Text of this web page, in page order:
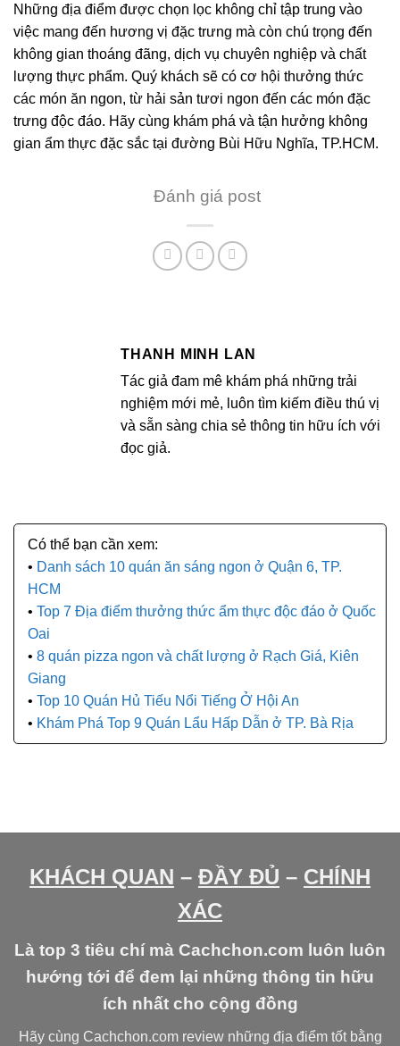
Những địa điểm được chọn lọc không chỉ tập trung vào
việc mang đến hương vị đặc trưng mà còn chú trọng đến
không gian thoáng đãng, dịch vụ chuyên nghiệp và chất
lượng thực phẩm. Quý khách sẽ có cơ hội thưởng thức
các món ăn ngon, từ hải sản tươi ngon đến các món đặc
trưng độc đáo. Hãy cùng khám phá và tận hưởng không
gian ẩm thực đặc sắc tại đường Bùi Hữu Nghĩa, TP.HCM.
Đánh giá post
THANH MINH LAN
Tác giả đam mê khám phá những trải
nghiệm mới mẻ, luôn tìm kiếm điều thú vị
và sẵn sàng chia sẻ thông tin hữu ích với
đọc giả.
Danh sách 10 quán ăn sáng ngon ở Quận 6, TP.
HCM
Top 7 Địa điểm thưởng thức ẩm thực độc đáo ở Quốc
Oai
8 quán pizza ngon và chất lượng ở Rạch Giá, Kiên
Giang
Top 10 Quán Hủ Tiếu Nổi Tiếng Ở Hội An
Khám Phá Top 9 Quán Lẩu Hấp Dẫn ở TP. Bà Rịa
KHÁCH QUAN – ĐẦY ĐỦ – CHÍNH
XÁC
Là top 3 tiêu chí mà Cachchon.com luôn luôn
hướng tới để đem lại những thông tin hữu
ích nhất cho cộng đồng
Hãy cùng Cachchon.com review những địa điểm tốt bằng